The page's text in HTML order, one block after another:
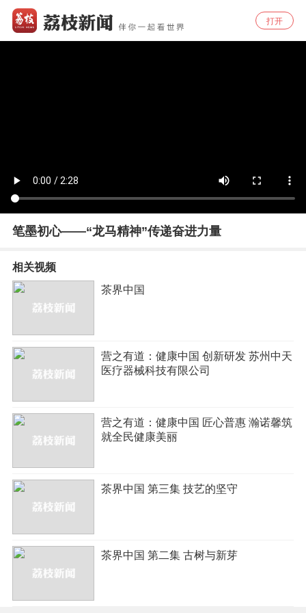
打开
笔墨初心——“龙马精神”传递奋进力量
相关视频
茶界中国
营之有道：健康中国 创新研发 苏州中天
医疗器械科技有限公司
营之有道：健康中国 匠心普惠 瀚诺馨筑
就全民健康美丽
茶界中国 第三集 技艺的坚守
茶界中国 第二集 古树与新芽